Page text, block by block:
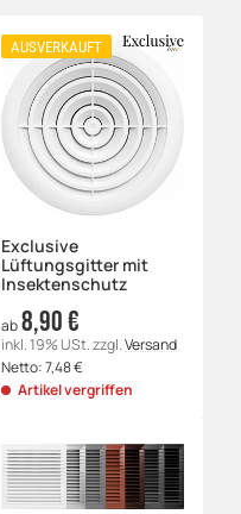
AUSVERKAUFT
Exclusive
Lüftungsgitter mit
Insektenschutz
ab8,90 €
inkl. 19% USt.zzgl.Versand
Netto:7,48€
Artikel vergriffen